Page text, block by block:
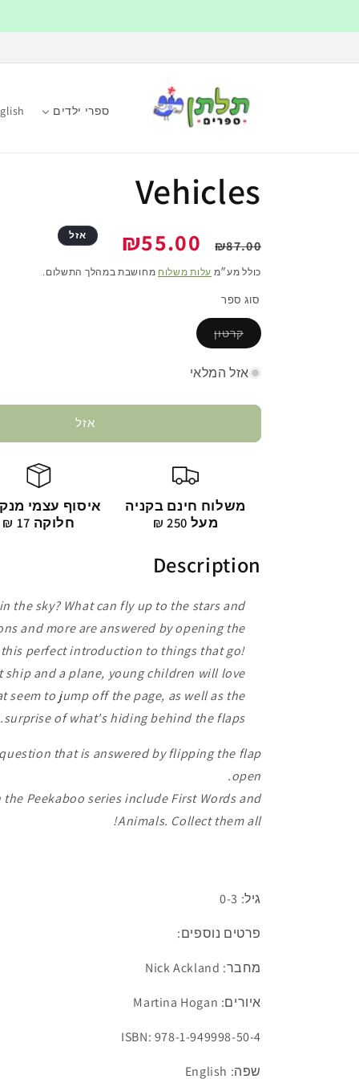
ספרי ילדים
Vehicles
מחיר
רגיל
₪87.00
מחיר
מבצע
₪55.00 אזל
כולל מע״מ עלות משלוח מחושבת במהלך התשלום.
סוג ספר
קרטון
אזל המלאי
אזל
משלוח חינם בקניה
מעל 250 ₪
איסוף עצמי
חלוקה 17 ₪
Description
the sky? What can fly up to the stars and
and more are answered by opening the
perfect introduction to things that go!
ship and a plane, young children will love
seem to jump off the page, as well as the
surprise of what's hiding behind the flaps.
that is answered by flipping the flap
open.
Peekaboo series includeFirst Wordsand
Animals. Collect them all!
גיל: 0-3
פרטים נוספים:
מחבר: Nick Ackland
איורים: Martina Hogan
ISBN: 978-1-949998-50-4
שפה: English